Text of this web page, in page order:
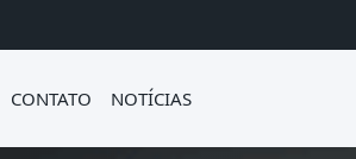
CONTATO NOTÍCIAS